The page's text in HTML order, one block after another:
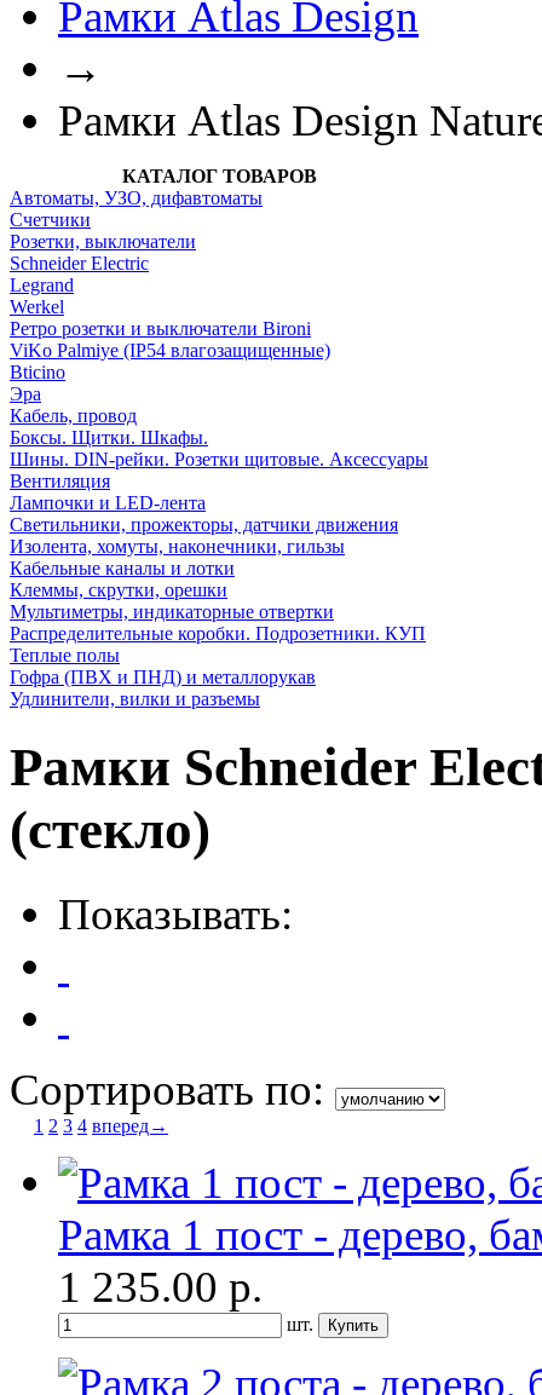
Рамки Atlas Design
→
Рамки Atlas Design
КАТАЛОГ ТОВАРОВ
Автоматы, УЗО, дифавтоматы
Счетчики
Розетки, выключатели
Schneider Electric
Legrand
Werkel
Ретро розетки и выключатели Bironi
ViKo Palmiye (IP54 влагозащищенные)
Bticino
Эра
Кабель, провод
Боксы. Щитки. Шкафы.
Шины. DIN-рейки. Розетки щитовые. Аксессуары
Вентиляция
Лампочки и LED-лента
Светильники, прожекторы, датчики движения
Изолента, хомуты, наконечники, гильзы
Кабельные каналы и лотки
Клеммы, скрутки, орешки
Мультиметры, индикаторные отвертки
Распределительные коробки. Подрозетники. КУП
Теплые полы
Гофра (ПВХ и ПНД) и металлорукав
Удлинители, вилки и разъемы
Рамки Schneider
(стекло)
Показывать:
Сортировать по:
1 2 3 4 вперед→
Рамка 1 пост - дерево,
1 235.00 р.
шт.